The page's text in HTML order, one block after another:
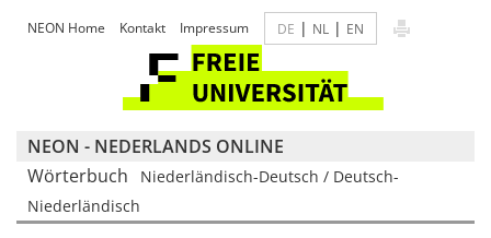
NEON Home Kontakt Impressum DE | NL | EN
NEON - NEDERLANDS ONLINE
Wörterbuch
Niederländisch-Deutsch / Deutsch-
Niederländisch